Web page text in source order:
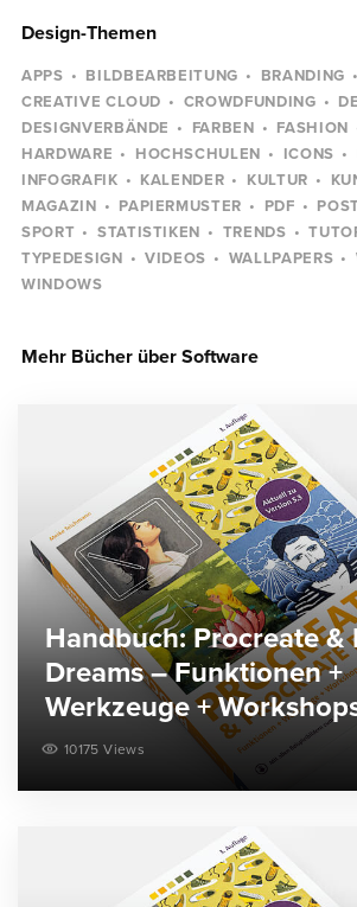
Design-Themen
APPS BILDBEARBEITUNG
BRANDING
CREATIVE CLOUD
CROWDFUNDING
DESIGNVERBÄNDE
FARBEN FASHION
HARDWARE
HOCHSCHULEN ICONS
INFOGRAFIK
KALENDER KULTUR
MAGAZIN
PAPIERMUSTER PDF
SPORT
STATISTIKEN TRENDS
TYPEDESIGN
VIDEOS WALLPAPERS
WINDOWS
Mehr Bücher über Software
Handbuch: Procreate &
Dreams – Funktionen +
Werkzeuge +
10175 Views